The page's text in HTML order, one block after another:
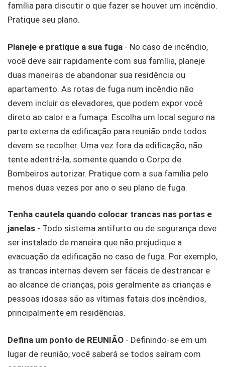
família para discutir o que fazer se houver um incêndio.
Pratique seu plano.
Planeje e pratique a sua fuga - No caso de incêndio,
você deve sair rapidamente com sua família, planeje
duas maneiras de abandonar sua residência ou
apartamento. As rotas de fuga num incêndio não
devem incluir os elevadores, que podem expor você
direto ao calor e a fumaça. Escolha um local seguro na
parte externa da edificação para reunião onde todos
devem se recolher. Uma vez fora da edificação, não
tente adentrá-la, somente quando o Corpo de
Bombeiros autorizar. Pratique com a sua família pelo
menos duas vezes por ano o seu plano de fuga.
Tenha cautela quando colocar trancas nas portas e
janelas - Todo sistema antifurto ou de segurança deve
ser instalado de maneira que não prejudique a
evacuação da edificação no caso de fuga. Por exemplo,
as trancas internas devem ser fáceis de destrancar e
ao alcance de crianças, pois geralmente as crianças e
pessoas idosas são as vítimas fatais dos incêndios,
principalmente em residências.
Defina um ponto de REUNIÃO - Definindo-se em um
lugar de reunião, você saberá se todos saíram com